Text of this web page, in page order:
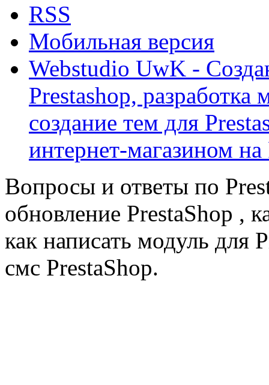
RSS
Мобильная версия
Webstudio UwK -
Prestashop, разработка
создание тем для
интернет-магазином на
Вопросы и ответы по
обновление PrestaShop ,
как написать модуль для
смс PrestaShop.